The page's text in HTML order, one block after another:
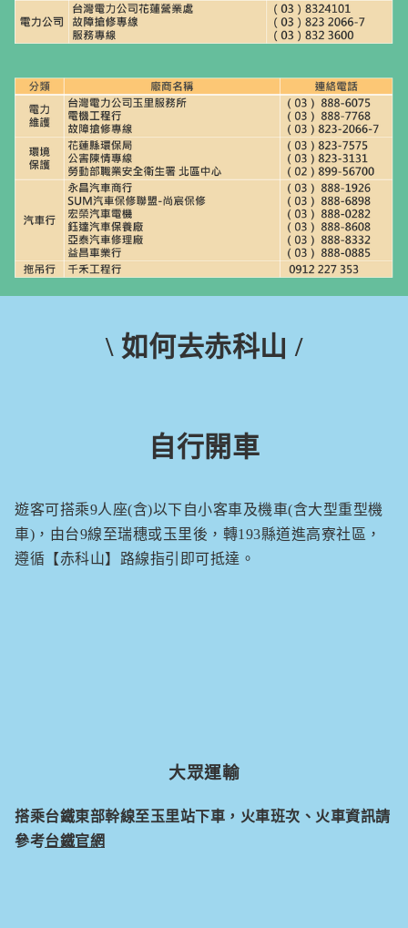
\ 如何去赤科山 /
自行開車
遊客可搭乘9人座(含)以下自小客車及機車(含大型重型機
車)，由台9線至瑞穗或玉里後，轉193縣道進高寮社區，
遵循【赤科山】路線指引即可抵達。
大眾運輸
搭乘台鐵東部幹線至玉里站下車，火車班次、火車資訊請
參考台鐵官網